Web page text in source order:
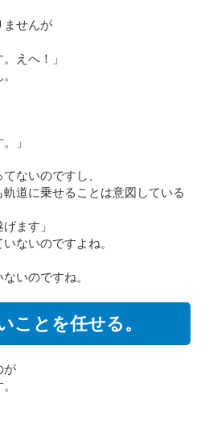
ませんが
えへ！」
」
ないのですし、
道に乗せることは意図している
ます」
ないのですよね。
いのですね。
ことを任せる。
が